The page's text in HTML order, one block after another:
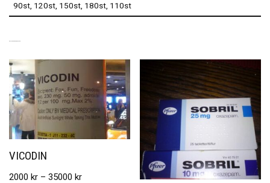
90st, 120st, 150st, 180st, 110st
VICODIN
2000 kr – 35000 kr